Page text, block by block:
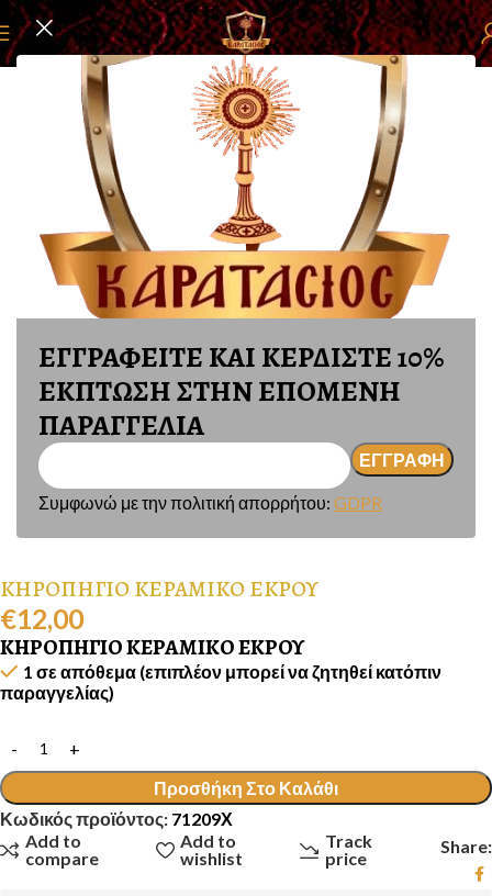
ΕΓΓΡΑΦΕΙΤΕ ΚΑΙ ΚΕΡΔΙΣΤΕ 10%
ΕΚΠΤΩΣΗ ΣΤΗΝ ΕΠΟΜΕΝΗ
ΠΑΡΑΓΓΕΛΙΑ
Συμφωνώ με την πολιτική απορρήτου: GDPR
ΕΚΚΛΗΣΙΑΣΤΙΚΑ ΕΙΔΗ ΜΑΝΟΥΑΛΙΑ - ΚΗΡΟΠΗΓΙΑ
ΚΗΡΟΠΗΓΙΟ ΚΕΡΑΜΙΚΟ ΕΚΡΟΥ
€12,00
ΚΗΡΟΠΗΓΙΟ ΚΕΡΑΜΙΚΟ ΕΚΡΟΥ
1 σε απόθεμα (επιπλέον μπορεί να ζητηθεί κατόπιν
παραγγελίας)
Προσθήκη Στο Καλάθι
Κωδικός προϊόντος: 71209Χ
Add to
compare
Add to
wishlist
Track
price
Share: